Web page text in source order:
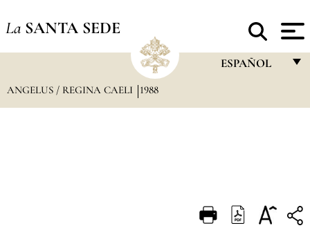
La SANTA SEDE
ESPAÑOL
DEUTSCH
ANGELUS / REGINA CAELI 1988